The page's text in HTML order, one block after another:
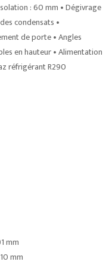
: 60 mm • Dégivrage
condensats •
de porte • Angles
en hauteur • Alimentation
réfrigérant R290
mm
mm